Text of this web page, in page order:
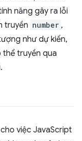
năng gây ra lỗi
truyền number ,
như dự kiến,
truyền qua
việc JavaScript